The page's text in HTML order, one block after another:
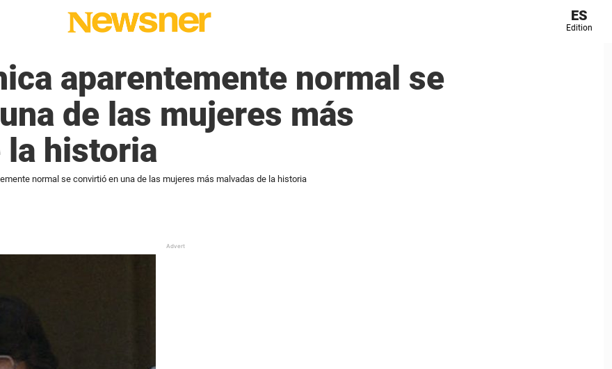
ES
Edition
aparentemente normal se
de las mujeres más
la historia
normal se convirtió en una de las mujeres más malvadas de la historia